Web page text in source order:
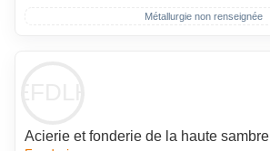
Métallurgie non renseignée
Acierie et fonderie de la haute sambre